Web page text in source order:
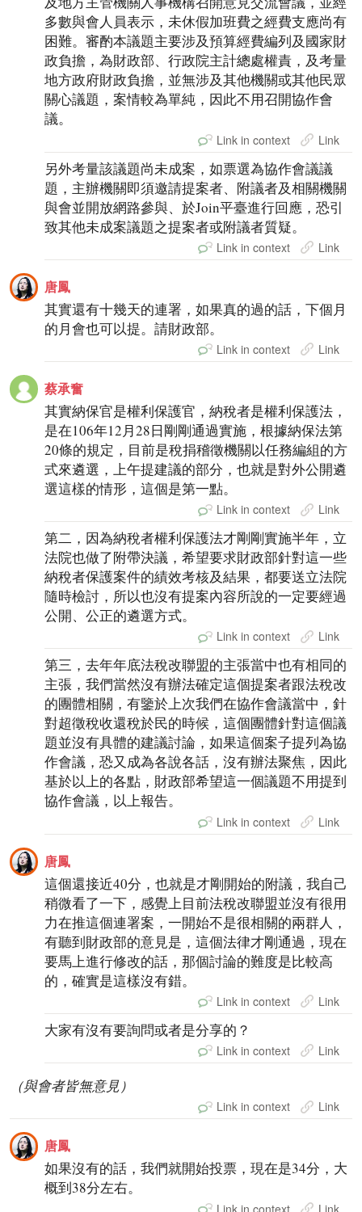
多數與會人員表示，未休假加班費之經費支應尚有
困難。審酌本議題主要涉及預算經費編列及國家財
政負擔，為財政部、行政院主計總處權責，及考量
地方政府財政負擔，並無涉及其他機關或其他民眾
關心議題，案情較為單純，因此不用召開協作會
議。
Link in context Link
另外考量該議題尚未成案，如票選為協作會議議
題，主辦機關即須邀請提案者、附議者及相關機關
與會並開放網路參與、於Join平臺進行回應，恐引
致其他未成案議題之提案者或附議者質疑。
Link in context Link
唐鳳
其實還有十幾天的連署，如果真的過的話，下個月
的月會也可以提。請財政部。
Link in context Link
蔡承奮
其實納保官是權利保護官，納稅者是權利保護法，
是在106年12月28日剛剛通過實施，根據納保法第
20條的規定，目前是稅捐稽徵機關以任務編組的方
式來遴選，上午提建議的部分，也就是對外公開遴
選這樣的情形，這個是第一點。
Link in context Link
第二，因為納稅者權利保護法才剛剛實施半年，立
法院也做了附帶決議，希望要求財政部針對這一些
納稅者保護案件的績效考核及結果，都要送立法院
隨時檢討，所以也沒有提案內容所說的一定要經過
公開、公正的遴選方式。
Link in context Link
第三，去年年底法稅改聯盟的主張當中也有相同的
主張，我們當然沒有辦法確定這個提案者跟法稅改
的團體相關，有鑒於上次我們在協作會議當中，針
對超徵稅收還稅於民的時候，這個團體針對這個議
題並沒有具體的建議討論，如果這個案子提列為協
作會議，恐又成為各說各話，沒有辦法聚焦，因此
基於以上的各點，財政部希望這一個議題不用提到
協作會議，以上報告。
Link in context Link
唐鳳
這個還接近40分，也就是才剛開始的附議，我自己
稍微看了一下，感覺上目前法稅改聯盟並沒有很用
力在推這個連署案，一開始不是很相關的兩群人，
有聽到財政部的意見是，這個法律才剛通過，現在
要馬上進行修改的話，那個討論的難度是比較高
的，確實是這樣沒有錯。
Link in context Link
大家有沒有要詢問或者是分享的？
Link in context Link
（與會者皆無意見）
Link in context Link
唐鳳
如果沒有的話，我們就開始投票，現在是34分，大
概到38分左右。
Link in context Link